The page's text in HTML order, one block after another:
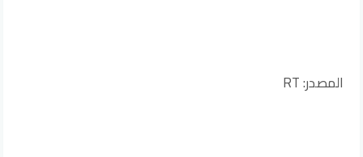
المصدر: RT